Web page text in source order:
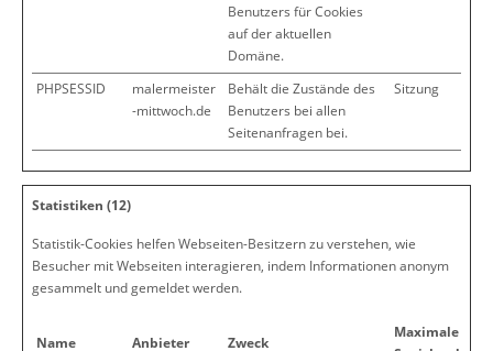
Benutzers für Cookies
auf der aktuellen
Domäne.
PHPSESSID
malermeister
-mittwoch.de
Behält die Zustände des
Benutzers bei allen
Seitenanfragen bei.
Sitzung
Statistiken (12)
Statistik-Cookies helfen Webseiten-Besitzern zu verstehen, wie
Besucher mit Webseiten interagieren, indem Informationen anonym
gesammelt und gemeldet werden.
Name Anbieter Zweck
Maximale